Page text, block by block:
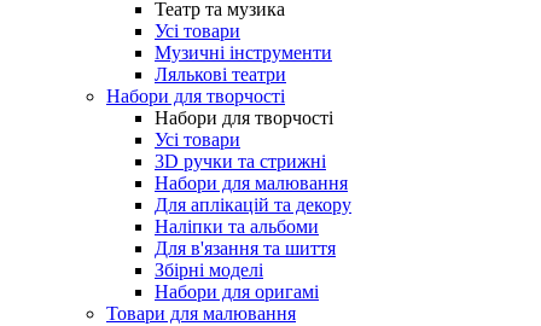
Театр та музика
Усі товари
Музичні інструменти
Лялькові театри
Набори для творчості
Набори для творчості
Усі товари
3D ручки та стрижні
Набори для малювання
Для аплікацій та декору
Наліпки та альбоми
Для в'язання та шиття
Збірні моделі
Набори для оригамі
Товари для малювання